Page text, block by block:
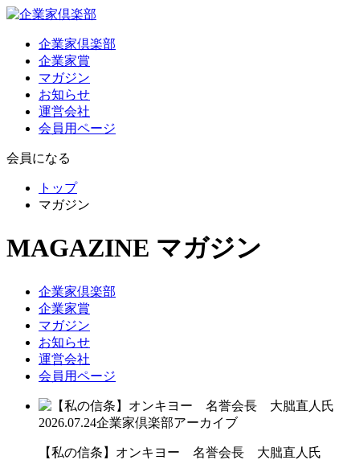
企業家倶楽部
企業家賞
マガジン
お知らせ
運営会社
会員用ページ
会員になる
トップ
マガジン
MAGAZINE マガジン
企業家倶楽部
企業家賞
マガジン
お知らせ
運営会社
会員用ページ
2026.07.24企業家倶楽部アーカイブ
【私の信条】オンキヨー 名誉会長 大朏直人氏